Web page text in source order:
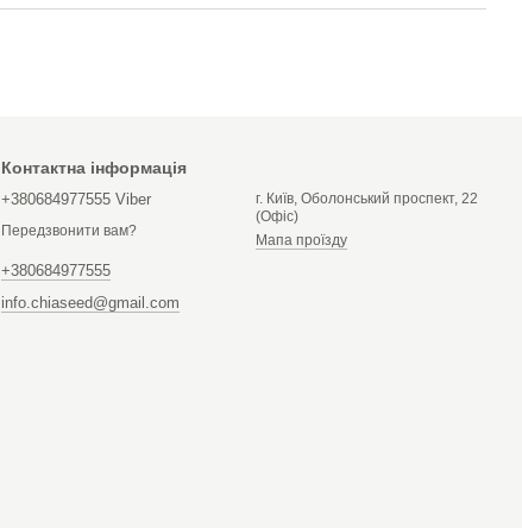
Контактна інформація
+380684977555 Viber
Передзвонити вам?
+380684977555
info.chiaseed@gmail.com
г. Київ, Оболонський проспект, 22
(Офіс)
Мапа проїзду